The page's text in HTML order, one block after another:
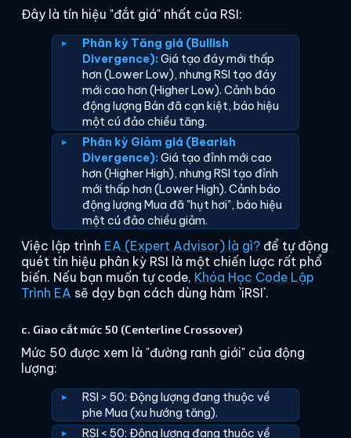
Đây là tín hiệu "đắt giá" nhất của RSI:
Phân kỳ Tăng giá (Bullish
Divergence):Giá tạo đáy mới thấp
hơn (Lower Low), nhưng RSI tạo đáy
mới cao hơn (Higher Low). Cảnh báo
động lượng Bán đã cạn kiệt, báo hiệu
một cú đảo chiều tăng.
Phân kỳ Giảm giá (Bearish
Divergence):Giá tạo đỉnh mới cao
hơn (Higher High), nhưng RSI tạo đỉnh
mới thấp hơn (Lower High). Cảnh báo
động lượng Mua đã "hụt hơi", báo hiệu
một cú đảo chiều giảm.
Việc lập trình EA (Expert Advisor) là gì?để tự động
quét tín hiệu phân kỳ RSI là một chiến lược rất phổ
biến. Nếu bạn muốn tự code, Khóa Học Code Lập
Trình EA sẽ dạy bạn cách dùng hàm `iRSI`.
c. Giao cắt mức 50 (Centerline Crossover)
Mức 50 được xem là "đường ranh giới" của động
lượng:
RSI > 50: Động lượng đang thuộc về
phe Mua (xu hướng tăng).
RSI < 50: Động lượng đang thuộc về